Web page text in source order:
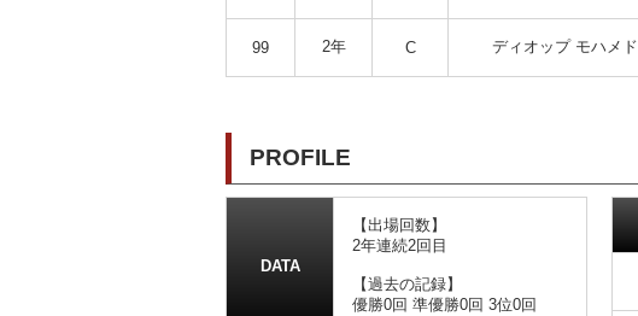
99 2年 C ディオップ モハメド
PROFILE
DATA
【出場回数】
2年連続2回目
【過去の記録】
優勝0回 準優勝0回 3位0回